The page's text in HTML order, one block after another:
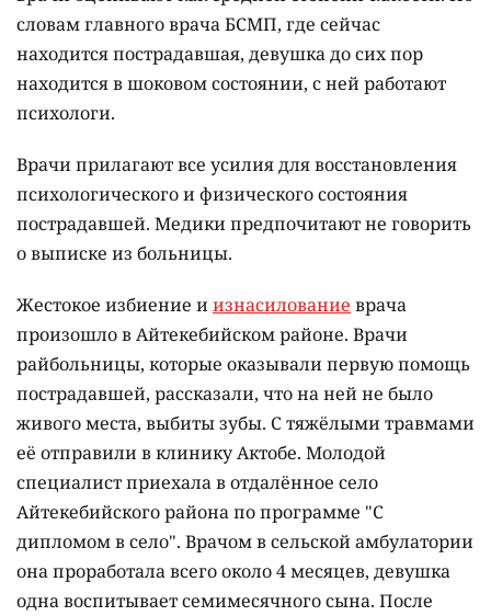
словам главного врача БСМП, где сейчас
находится пострадавшая, девушка до сих пор
находится в шоковом состоянии, с ней работают
психологи.
Врачи прилагают все усилия для восстановления
психологического и физического состояния
пострадавшей. Медики предпочитают не говорить
о выписке из больницы.
Жестокое избиение иизнасилование врача
произошло в Айтекебийском районе. Врачи
райбольницы, которые оказывали первую помощь
пострадавшей, рассказали, что на ней не было
живого места, выбиты зубы. С тяжёлыми травмами
её отправили в клинику Актобе. Молодой
специалист приехала в отдалённое село
Айтекебийского района по программе "С
дипломом в село". Врачом в сельской амбулатории
она проработала всего около 4 месяцев, девушка
одна воспитывает семимесячного сына. После